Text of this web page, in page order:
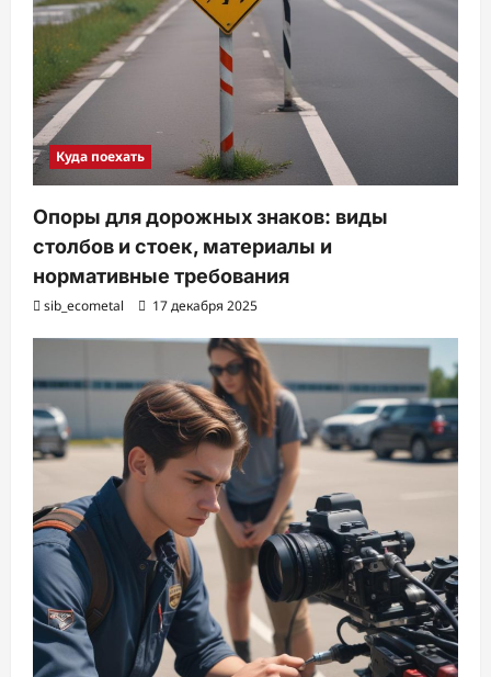
Куда поехать
Опоры для дорожных знаков: виды
столбов и стоек, материалы и
нормативные требования
sib_ecometal 17 декабря 2025